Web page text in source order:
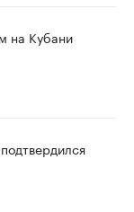
на Кубани